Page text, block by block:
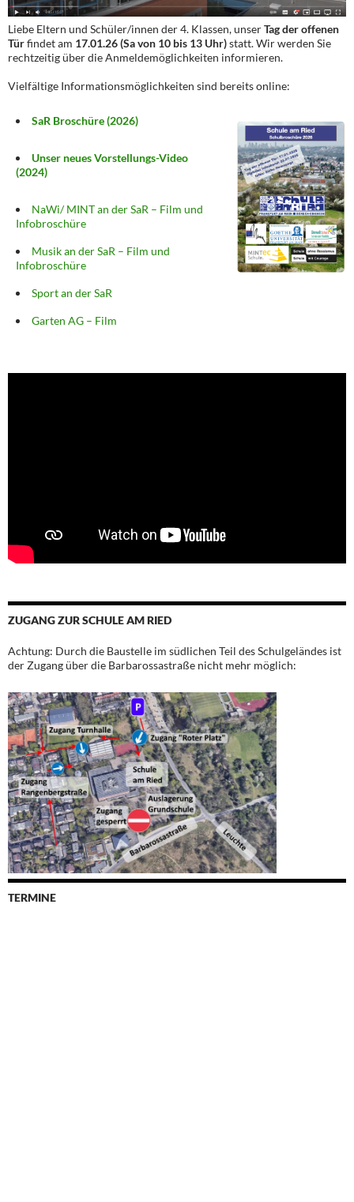
Liebe Eltern und Schüler/innen der 4. Klassen, unserTag der offenen
Türfindet am 17.01.26 (Sa von 10 bis 13 Uhr)statt. Wir werden Sie
rechtzeitig über die Anmeldemöglichkeiten informieren.
Vielfältige Informationsmöglichkeiten sind bereits online:
SaR Broschüre (2026)
Unser neues Vorstellungs-Video
(2024)
NaWi/ MINT an der SaR – Film und
Infobroschüre
Musik an der SaR – Film und
Infobroschüre
Sport an der SaR
Garten AG – Film
ZUGANG ZUR SCHULE AM RIED
Achtung: Durch die Baustelle im südlichen Teil des Schulgeländes ist
der Zugang über die Barbarossastraße nicht mehr möglich:
TERMINE